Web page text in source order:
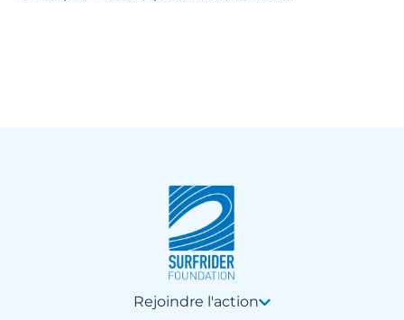
Rejoindre l'action